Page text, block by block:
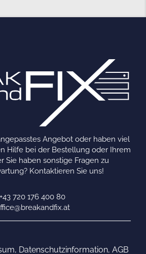
Angebot oder haben viel
Hilfe bei der Bestellung oder Ihrem
Sie haben sonstige Fragen zu
Kontaktieren Sie uns!
+43 720 176 400 80
, Datenschutzinformation, AGB